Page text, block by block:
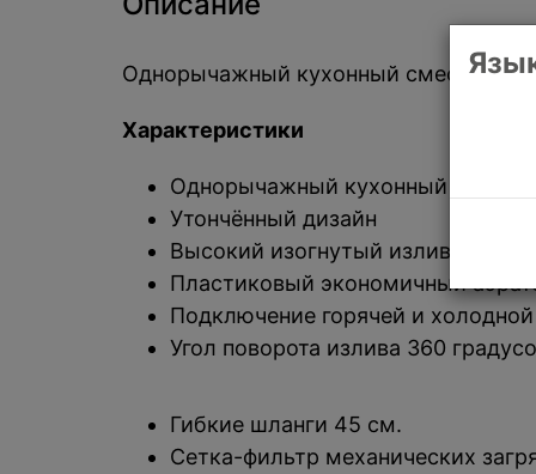
Однорычажный кухонный смеситель
Характеристики
Однорычажный кухонный
Утончённый дизайн
Высокий изогнутый излив
Пластиковый экономичный
Подключение горячей и
Угол поворота излива 360
Гибкие шланги 45 см.
Сетка-фильтр механических